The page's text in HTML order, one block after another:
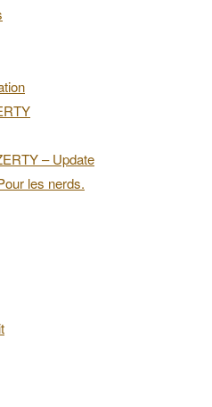
– Update
les nerds.